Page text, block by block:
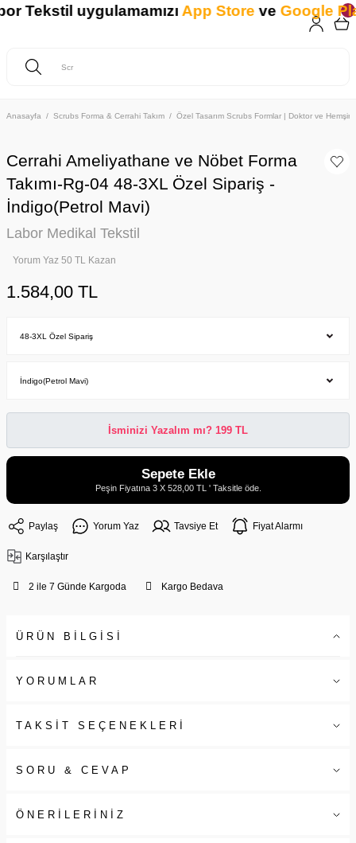
Anasayfa Scrubs Forma & Cerrahi Takım Özel Tasarım Scrubs Formlar | Doktor ve
Cerrahi Ameliyathane ve Nöbet Forma
Takımı-Rg-04 48-3XL Özel Sipariş -
İndigo(Petrol Mavi)
Labor Medikal Tekstil
Yorum Yaz 50 TL Kazan
1.584,00 TL
İsminizi Yazalım mı? 199 TL
Sepete Ekle
Peşin Fiyatına 3 X 528,00 TL ' Taksitle öde.
Paylaş Yorum Yaz Tavsiye Et Fiyat Alarmı
Karşılaştır
2 ile 7 Günde Kargoda Kargo Bedava
ÜRÜN BİLGİSİ
YORUMLAR
TAKSİT SEÇENEKLERİ
SORU & CEVAP
ÖNERİLERİNİZ
uygulamamızıApp StoreveGoogle Play